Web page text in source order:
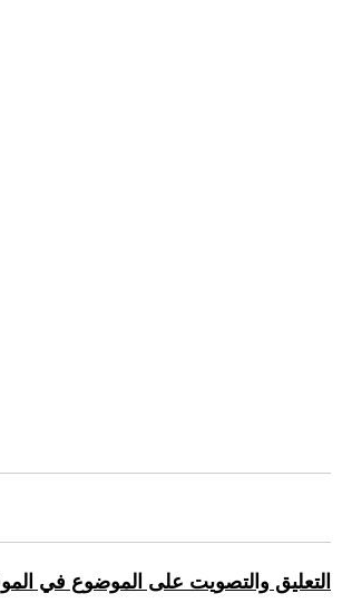
التعليق والتصويت على الموضوع في